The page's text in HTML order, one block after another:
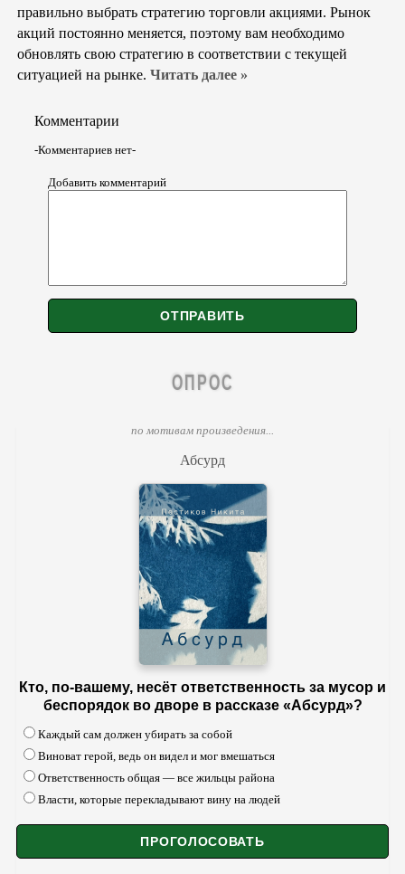
правильно выбрать стратегию торговли акциями. Рынок
акций постоянно меняется, поэтому вам необходимо
обновлять свою стратегию в соответствии с текущей
ситуацией на рынке. Читать далее »
Комментарии
-Комментариев нет-
Добавить комментарий
ОПРОС
по мотивам произведения...
Абсурд
Кто, по-вашему, несёт ответственность за мусор и
беспорядок во дворе в рассказе «Абсурд»?
Каждый сам должен убирать за собой
Виноват герой, ведь он видел и мог вмешаться
Ответственность общая — все жильцы района
Власти, которые перекладывают вину на людей